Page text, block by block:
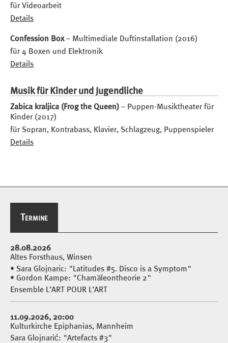
für Videoarbeit
Details
Confession Box– Multimediale Duftinstallation (2016)
für 4 Boxen und Elektronik
Details
Musik für Kinder und Jugendliche
Zabica kraljica (Frog the Queen) – Puppen-Musiktheater für
Kinder (2017)
für Sopran, Kontrabass, Klavier, Schlagzeug, Puppenspieler
Details
TermineTermine
28.08.2026
Altes Forsthaus, Winsen
• Sara Glojnaric: "Latitudes #5. Disco is a Symptom"
• Gordon Kampe: "Chamäleontheorie 2"
Ensemble L’ART POUR L’ART
11.09.2026, 20:00
Kulturkirche Epiphanias, Mannheim
Sara Glojnarić: "Artefacts #3"